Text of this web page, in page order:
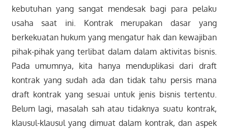
kebutuhan yang sangat mendesak bagi para pelaku
usaha saat ini. Kontrak merupakan dasar yang
berkekuatan hukum yang mengatur hak dan kewajiban
pihak-pihak yang terlibat dalam dalam aktivitas bisnis.
Pada umumnya, kita hanya menduplikasi dari draft
kontrak yang sudah ada dan tidak tahu persis mana
draft kontrak yang sesuai untuk jenis bisnis tertentu.
Belum lagi, masalah sah atau tidaknya suatu kontrak,
klausul-klausul yang dimuat dalam kontrak, dan aspek